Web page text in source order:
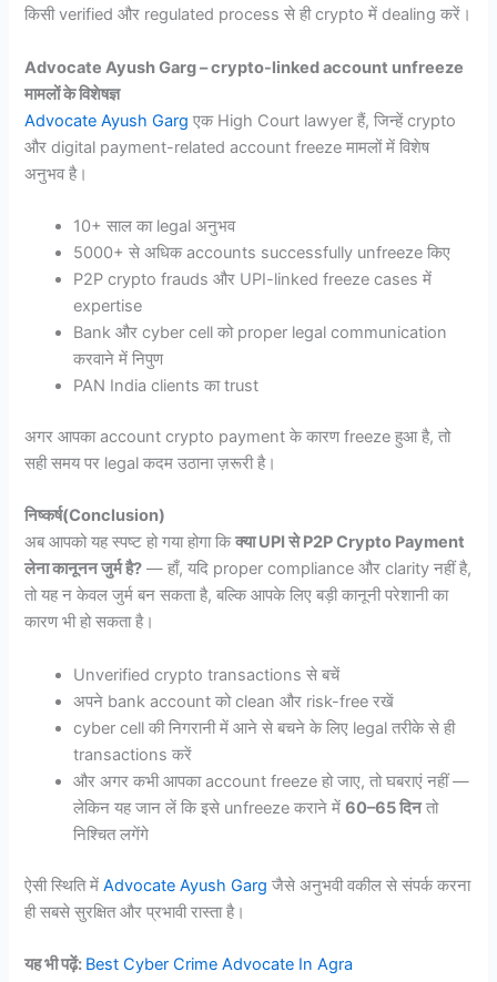
किसी verified और regulated process से ही crypto में dealing करें।
Advocate Ayush Garg – crypto-linked account unfreeze
मामलों के विशेषज्ञ
Advocate Ayush Garg एक High Court lawyer हैं, जिन्हें crypto
और digital payment-related account freeze मामलों में विशेष
अनुभव है।
10+ साल का legal अनुभव
5000+ से अधिक accounts successfully unfreeze किए
P2P crypto frauds और UPI-linked freeze cases में
expertise
Bank और cyber cell को proper legal communication
करवाने में निपुण
PAN India clients का trust
अगर आपका account crypto payment के कारण freeze हुआ है, तो
सही समय पर legal कदम उठाना ज़रूरी है।
निष्कर्ष(Conclusion)
अब आपको यह स्पष्ट हो गया होगा किक्या UPI से P2P Crypto Payment
लेना कानूनन जुर्म है? — हाँ, यदि proper compliance और clarity नहीं है,
तो यह न केवल जुर्म बन सकता है, बल्कि आपके लिए बड़ी कानूनी परेशानी का
कारण भी हो सकता है।
Unverified crypto transactions से बचें
अपने bank account को clean और risk-free रखें
cyber cell की निगरानी में आने से बचने के लिए legal तरीके से ही
transactions करें
और अगर कभी आपका account freeze हो जाए, तो घबराएं नहीं —
लेकिन यह जान लें कि इसे unfreeze कराने में60–65 दिनतो
निश्चित लगेंगे
ऐसी स्थिति मेंAdvocate Ayush Garg जैसे अनुभवी वकील से संपर्क करना
ही सबसे सुरक्षित और प्रभावी रास्ता है।
यह भी पढ़ें: Best Cyber Crime Advocate In Agra